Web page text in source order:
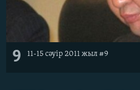
9 11-15 сәуір 2011 жыл #9